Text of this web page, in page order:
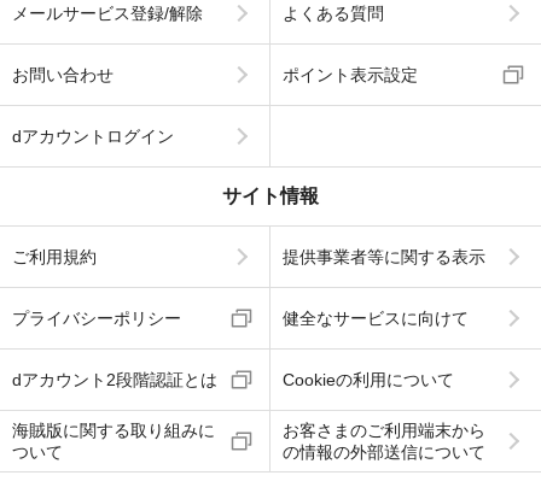
メールサービス登録/解除 よくある質問
お問い合わせ ポイント表示設定
dアカウントログイン
サイト情報
ご利用規約 提供事業者等に関する表示
プライバシーポリシー 健全なサービスに向けて
dアカウント2段階認証とは Cookieの利用について
海賊版に関する取り組みに
ついて
お客さまのご利用端末から
の情報の外部送信について